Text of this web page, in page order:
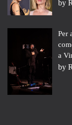
by
Per
a
by